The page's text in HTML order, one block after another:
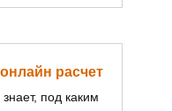
расчет
под каким